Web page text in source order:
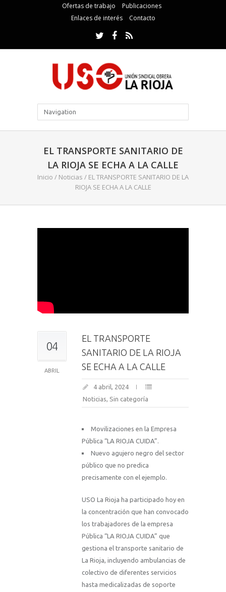
Ofertas de trabajo
Publicaciones
Enlaces de interés
Contacto
EL TRANSPORTE SANITARIO DE
LA RIOJA SE ECHA A LA CALLE
Inicio / Noticias / EL TRANSPORTE SANITARIO DE LA
RIOJA SE ECHA A LA CALLE
04
ABRIL
EL TRANSPORTE
SANITARIO DE LA RIOJA
SE ECHA A LA CALLE
4 abril, 2024
Noticias Sin categoría
Movilizaciones en la Empresa
Pública “LA RIOJA CUIDA”.
Nuevo agujero negro del sector
público que no predica
precisamente con el ejemplo.
USO La Rioja ha participado hoy en
la concentración que han convocado
los trabajadores de la empresa
Pública “LA RIOJA CUIDA” que
gestiona el transporte sanitario de
La Rioja, incluyendo ambulancias de
colectivo de diferentes servicios
hasta medicalizadas de soporte